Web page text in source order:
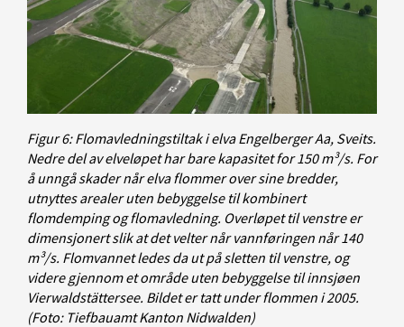
Figur 6: Flomavledningstiltak i elva Engelberger Aa, Sveits.
Nedre del av elveløpet har bare kapasitet for 150 m³/s. For
å unngå skader når elva flommer over sine bredder,
utnyttes arealer uten bebyggelse til kombinert
flomdemping og flomavledning. Overløpet til venstre er
dimensjonert slik at det velter når vannføringen når 140
m³/s. Flomvannet ledes da ut på sletten til venstre, og
videre gjennom et område uten bebyggelse til innsjøen
Vierwaldstättersee. Bildet er tatt under flommen i 2005.
(Foto: Tiefbauamt Kanton Nidwalden)